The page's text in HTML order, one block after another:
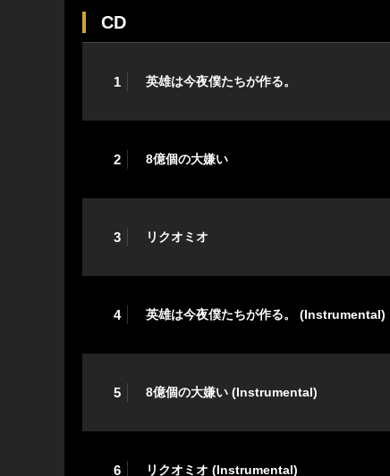
CD
1 英雄は今夜僕たちが作る。
2 8億個の大嫌い
3 リクオミオ
4 英雄は今夜僕たちが作る。 (Instrumental)
5 8億個の大嫌い (Instrumental)
6 リクオミオ (Instrumental)